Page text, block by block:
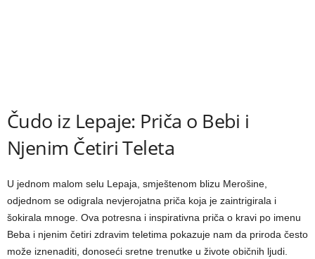
Čudo iz Lepaje: Priča o Bebi i
Njenim Četiri Teleta
U jednom malom selu Lepaja, smještenom blizu Merošine,
odjednom se odigrala nevjerojatna priča koja je zaintrigirala i
šokirala mnoge. Ova potresna i inspirativna priča o kravi po imenu
Beba i njenim četiri zdravim teletima pokazuje nam da priroda često
može iznenaditi, donoseći sretne trenutke u živote običnih ljudi.